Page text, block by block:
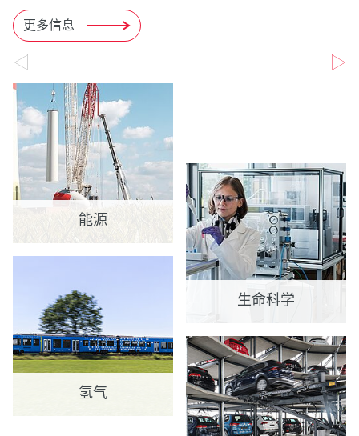
更多信息
能源
氢气
生命科学